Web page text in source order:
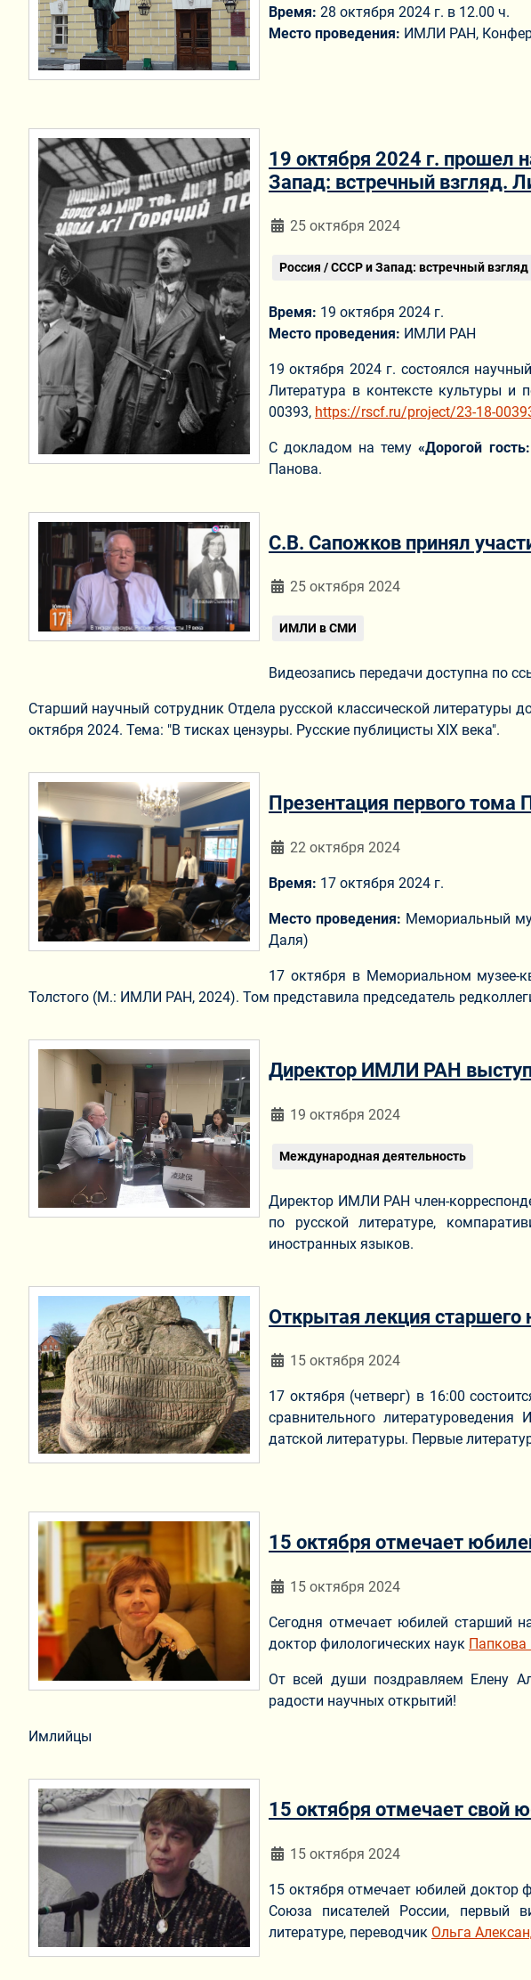
Время: 28 октября 2024 г. в 12.00 ч.
Место проведения: ИМЛИ РАН,
19 октября 2024 г. прошел
Запад: встречный взгляд.
Информация о материале
25 октября 2024
Россия / СССР и Запад: встречный взгляд
Время: 19 октября 2024 г.
Место проведения: ИМЛИ РАН
19 октября 2024 г. состоялся
Литература в контексте культуры
00393, https://rscf.ru/project/23-18-
С докладом на тему«Дорогой
Панова.
С.В. Сапожков принял
Информация о материале
25 октября 2024
ИМЛИ в СМИ
Видеозапись передачи доступна по
Старший научный сотрудник Отдела русской классической литературы
октября 2024. Тема: "В тисках цензуры. Русские публицисты XIX века".
Презентация первого
Информация о материале
22 октября 2024
Время: 17 октября 2024 г.
Место проведения: Мемориальный
Даля)
17 октября в Мемориальном музее-
Толстого (М.: ИМЛИ РАН, 2024). Том представила председатель
Директор ИМЛИ РАН
Информация о материале
19 октября 2024
Международная деятельность
Директор ИМЛИ РАН член-
по русской литературе,
иностранных языков.
Открытая лекция старшего
Информация о материале
15 октября 2024
17 октября (четверг) в 16:00
сравнительного
датской литературы. Первые
15 октября отмечает
Информация о материале
15 октября 2024
Сегодня отмечает юбилей старший
доктор филологических наук Папкова
От всей души поздравляем Елену
радости научных открытий!
Имлийцы
15 октября отмечает свой
Информация о материале
15 октября 2024
15 октября отмечает юбилей доктор
Союза писателей России, первый
литературе, переводчик Ольга